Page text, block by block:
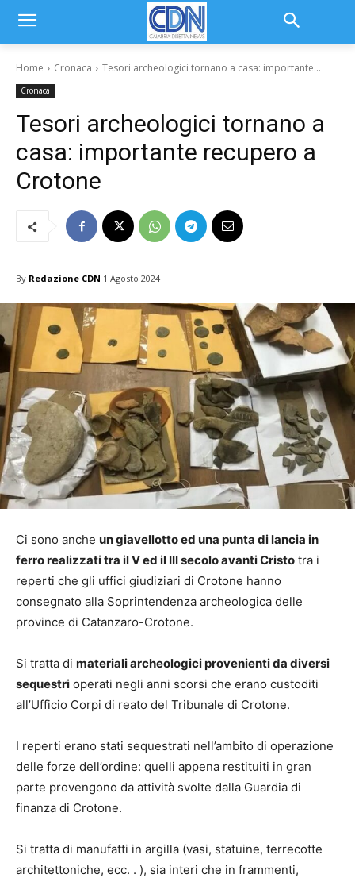
Home Cronaca Tesori archeologici tornano a casa: importante...
Cronaca
Tesori archeologici tornano a
casa: importante recupero a
Crotone
By Redazione CDN 1 Agosto 2024
Ci sono anche un giavellotto ed una punta di lancia in
ferro realizzati tra il V ed il III secolo avanti Cristo tra i
reperti che gli uffici giudiziari di Crotone hanno
consegnato alla Soprintendenza archeologica delle
province di Catanzaro-Crotone.
Si tratta di materiali archeologici provenienti da diversi
sequestri operati negli anni scorsi che erano custoditi
all’Ufficio Corpi di reato del Tribunale di Crotone.
I reperti erano stati sequestrati nell’ambito di operazione
delle forze dell’ordine: quelli appena restituiti in gran
parte provengono da attività svolte dalla Guardia di
finanza di Crotone.
Si tratta di manufatti in argilla (vasi, statuine, terrecotte
architettoniche, ecc. . ), sia interi che in frammenti,